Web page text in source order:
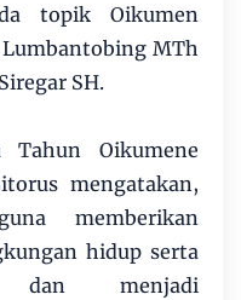
topik Oikumen
MTh
SH.
Tahun Oikumene
mengatakan,
memberikan
hidup serta
dan menjadi